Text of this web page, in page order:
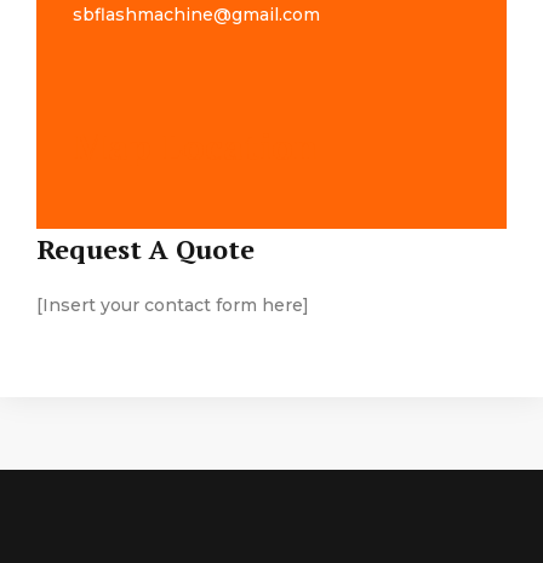
sbflashmachine@gmail.com
Request A Quote
[Insert your contact form here]